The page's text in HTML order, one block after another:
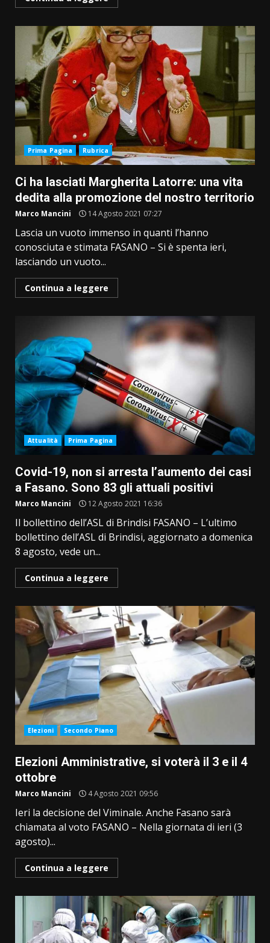
Prima Pagina Rubrica
Ci ha lasciati Margherita Latorre: una vita
dedita alla promozione del nostro territorio
Marco Mancini 14 Agosto 2021 07:27
Lascia un vuoto immenso in quanti l’hanno
conosciuta e stimata FASANO – Si è spenta ieri,
lasciando un vuoto...
Continua a leggere
Attualità Prima Pagina
Covid-19, non si arresta l’aumento dei casi
a Fasano. Sono 83 gli attuali positivi
Marco Mancini 12 Agosto 2021 16:36
Il bollettino dell’ASL di Brindisi FASANO – L’ultimo
bollettino dell’ASL di Brindisi, aggiornato a domenica
8 agosto, vede un...
Continua a leggere
Elezioni Secondo Piano
Elezioni Amministrative, si voterà il 3 e il 4
ottobre
Marco Mancini 4 Agosto 2021 09:56
Ieri la decisione del Viminale. Anche Fasano sarà
chiamata al voto FASANO – Nella giornata di ieri (3
agosto)...
Continua a leggere